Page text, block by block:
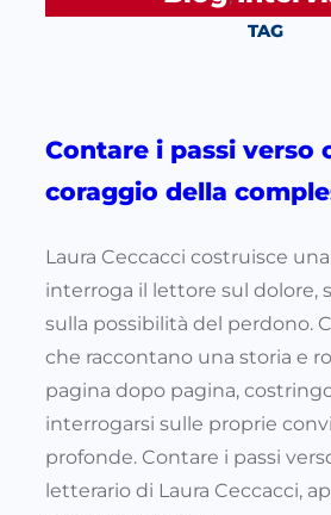
TAG
Contare i passi verso
coraggio della
Laura Ceccacci costruisce
interroga il lettore sul dolore,
sulla possibilità del perdono.
che raccontano una storia e
pagina dopo pagina,
interrogarsi sulle proprie
profonde. Contare i passi
letterario di Laura Ceccacci,